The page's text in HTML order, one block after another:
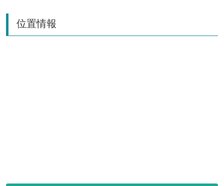
位置情報